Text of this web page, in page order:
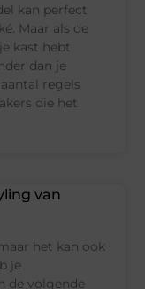
kan perfect
Maar als de
kast hebt
dan je
regels
die het
van
het kan ook
je
de volgende